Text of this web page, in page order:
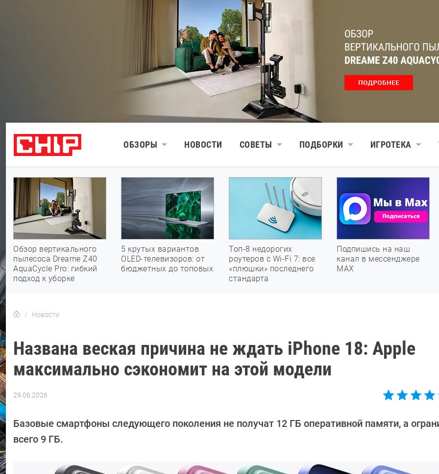
ОБЗОРЫ НОВОСТИ СОВЕТЫ ПОДБОРКИ ИГРОТЕКА
Обзор вертикального
пылесоса Dreame Z40
AquaCycle Pro: гибкий
подход к уборке
5 крутых вариантов
OLED-телевизоров: от
бюджетных до топовых
Топ-8 недорогих
роутеров с Wi-Fi 7: все
«плюшки» последнего
стандарта
Подпишись на наш
канал в мессенджере
МАХ
Новости
Названа веская причина не ждать iPhone 18: Apple
максимально сэкономит на этой модели
29.06.2026
Довлатова
Базовые смартфоны следующего поколения не получат 12 ГБ оперативной памяти, а
всего 9 ГБ.